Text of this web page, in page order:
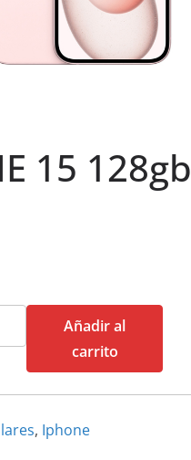
15 128gb
Añadir al
carrito
, Iphone